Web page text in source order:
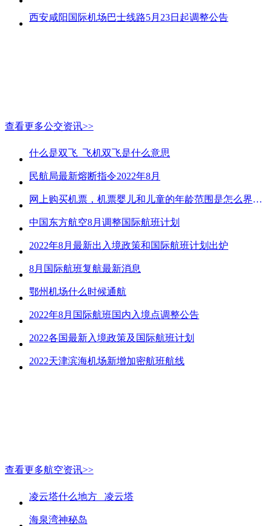
西安咸阳国际机场巴士线路5月23日起调整公告
查看更多公交资讯>>
什么是双飞_飞机双飞是什么意思
民航局最新熔断指令2022年8月
网上购买机票，机票婴儿和儿童的年龄范围是怎么界定的？
中国东方航空8月调整国际航班计划
2022年8月最新出入境政策和国际航班计划出炉
8月国际航班复航最新消息
鄂州机场什么时候通航
2022年8月国际航班国内入境点调整公告
2022各国最新入境政策及国际航班计划
2022天津滨海机场新增加密航班航线
查看更多航空资讯>>
凌云塔什么地方_ 凌云塔
海泉湾神秘岛